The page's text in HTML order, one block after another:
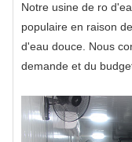
Notre usine de ro
populaire en raison
d'eau douce. Nous
demande et du